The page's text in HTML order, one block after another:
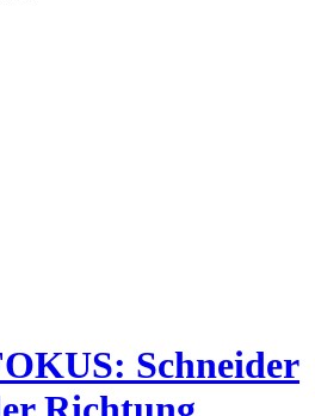
Schneider